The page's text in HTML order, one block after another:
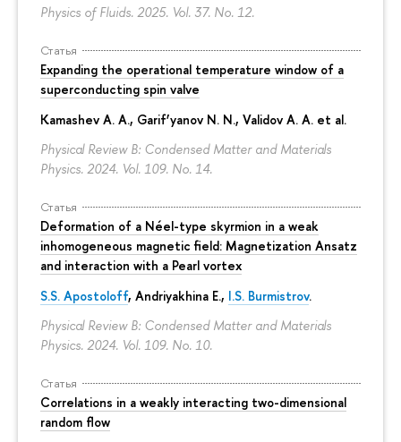
Physics of Fluids. 2025. Vol. 37. No. 12.
Статья
Expanding the operational temperature window of a
superconducting spin valve
Kamashev A. A., Garif’yanov N. N., Validov A. A. et al.
Physical Review B: Condensed Matter and Materials
Physics. 2024. Vol. 109. No. 14.
Статья
Deformation of a Néel-type skyrmion in a weak
inhomogeneous magnetic field: Magnetization Ansatz
and interaction with a Pearl vortex
S.S. Apostoloff, Andriyakhina E., I.S. Burmistrov.
Physical Review B: Condensed Matter and Materials
Physics. 2024. Vol. 109. No. 10.
Статья
Correlations in a weakly interacting two-dimensional
random flow